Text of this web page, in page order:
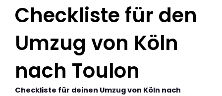
Checkliste für den
Umzug von Köln
nach Toulon
Checkliste für deinen Umzug von Köln nach